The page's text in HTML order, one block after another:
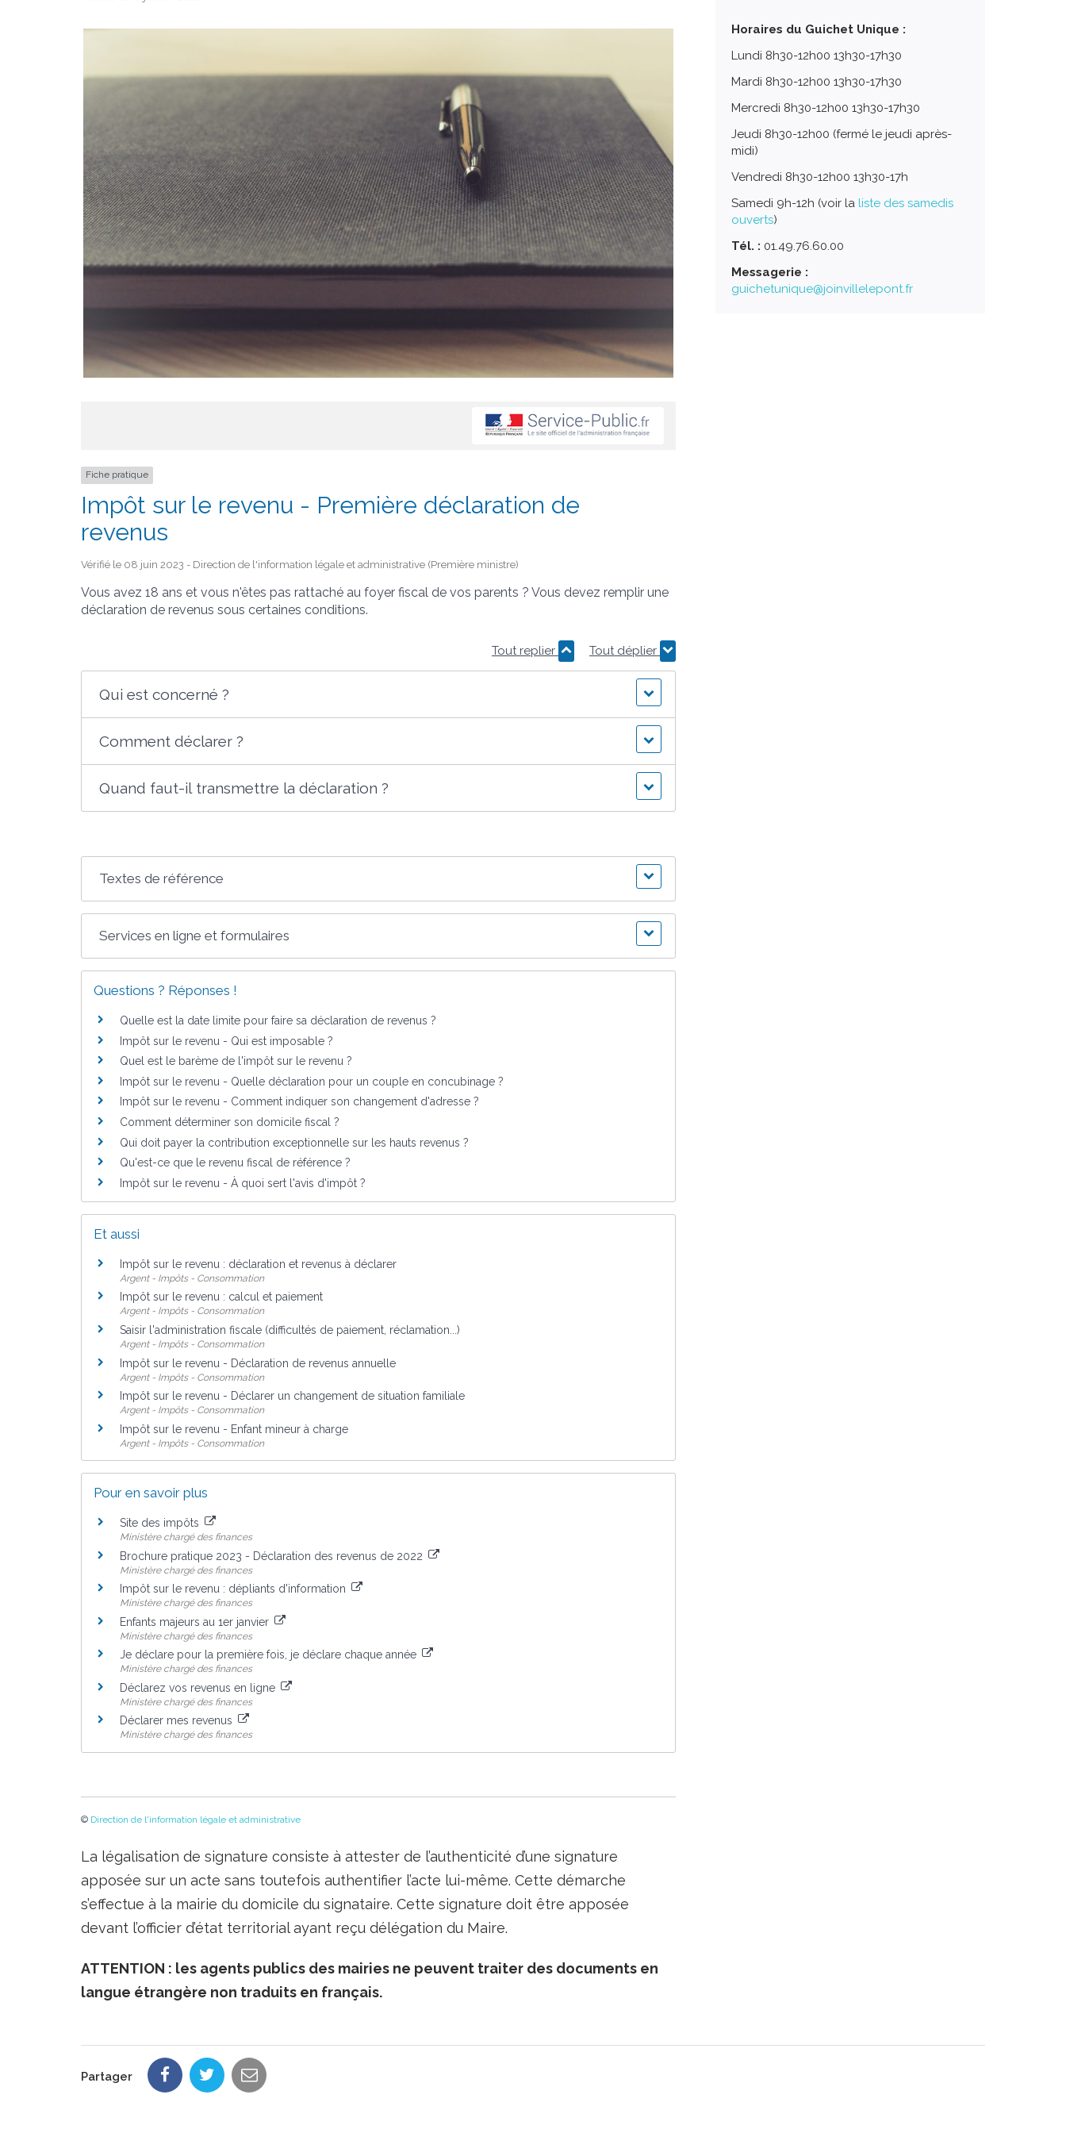
Fiche pratique
Impôt sur le revenu - Première déclaration de
revenus
Vérifié le 08 juin 2023 - Direction de l'information légale et administrative (Première ministre)
Vous avez 18 ans et vous n'êtes pas rattaché au foyer fiscal de vos parents ? Vous devez remplir une
déclaration de revenus sous certaines conditions.
Tout replier Tout déplier
Qui est concerné ?
Comment déclarer ?
Quand faut-il transmettre la déclaration ?
Textes de référence
Services en ligne et formulaires
Questions ? Réponses !
Quelle est la date limite pour faire sa déclaration de revenus ?
Impôt sur le revenu - Qui est imposable ?
Quel est le barème de l'impôt sur le revenu ?
Impôt sur le revenu - Quelle déclaration pour un couple en concubinage ?
Impôt sur le revenu - Comment indiquer son changement d'adresse ?
Comment déterminer son domicile fiscal ?
Qui doit payer la contribution exceptionnelle sur les hauts revenus ?
Qu'est-ce que le revenu fiscal de référence ?
Impôt sur le revenu - À quoi sert l'avis d'impôt ?
Et aussi
Impôt sur le revenu : déclaration et revenus à déclarer
Argent - Impôts - Consommation
Impôt sur le revenu : calcul et paiement
Argent - Impôts - Consommation
Saisir l'administration fiscale (difficultés de paiement, réclamation...)
Argent - Impôts - Consommation
Impôt sur le revenu - Déclaration de revenus annuelle
Argent - Impôts - Consommation
Impôt sur le revenu - Déclarer un changement de situation familiale
Argent - Impôts - Consommation
Impôt sur le revenu - Enfant mineur à charge
Argent - Impôts - Consommation
Pour en savoir plus
Site des impôts
Ministère chargé des finances
Brochure pratique 2023 - Déclaration des revenus de 2022
Ministère chargé des finances
Impôt sur le revenu : dépliants d'information
Ministère chargé des finances
Enfants majeurs au 1er janvier
Ministère chargé des finances
Je déclare pour la première fois, je déclare chaque année
Ministère chargé des finances
Déclarez vos revenus en ligne
Ministère chargé des finances
Déclarer mes revenus
Ministère chargé des finances
© Direction de l'information légale et administrative
La légalisation de signature consiste à attester de l’authenticité d’une signature
apposée sur un acte sans toutefois authentifier l’acte lui-même. Cette démarche
s’effectue à la mairie du domicile du signataire. Cette signature doit être apposée
devant l’officier d’état territorial ayant reçu délégation du Maire.
ATTENTION : les agents publics des mairies ne peuvent traiter des documents en
langue étrangère non traduits en français.
Horaires du Guichet Unique :
Lundi 8h30-12h00 13h30-17h30
Mardi 8h30-12h00 13h30-17h30
Mercredi 8h30-12h00 13h30-17h30
Jeudi 8h30-12h00 (fermé le jeudi après-
midi)
Vendredi 8h30-12h00 13h30-17h
Samedi 9h-12h (voir la liste des samedis
ouverts)
Tél. : 01.49.76.60.00
Messagerie :
guichetunique@joinvillelepont.fr
Partager